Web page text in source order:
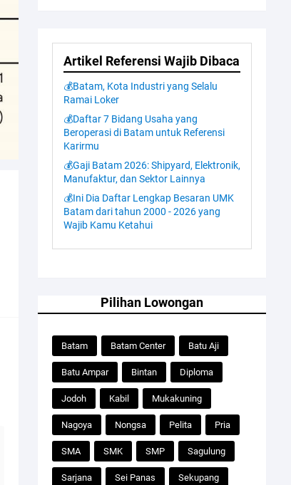
Artikel Referensi Wajib Dibaca
💰Batam, Kota Industri yang Selalu
Ramai Loker
💰Daftar 7 Bidang Usaha yang
Beroperasi di Batam untuk Referensi
Karirmu
💰Gaji Batam 2026: Shipyard, Elektronik,
Manufaktur, dan Sektor Lainnya
💰Ini Dia Daftar Lengkap Besaran UMK
Batam dari tahun 2000 - 2026 yang
Wajib Kamu Ketahui
Pilihan Lowongan
Batam Batam Center Batu Aji
Batu Ampar Bintan Diploma
Jodoh Kabil Mukakuning
Nagoya Nongsa Pelita Pria
SMA SMK SMP Sagulung
Sarjana Sei Panas Sekupang